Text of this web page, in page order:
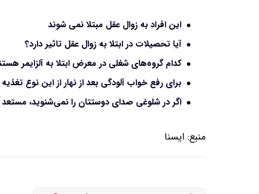
این افراد به زوال عقل مبتلا نمی شوند
آیا تحصیلات در ابتلا به زوال عقل تاثیر دارد؟
کدام گروه‌های شغلی در معرض ابتلا به آلزایمر
برای رفع خواب آلودگی بعد از نهار از این نوع تغذیه
اگر در شلوغی صدای دوستتان را نمی‌شنوید،
منبع: ايسنا